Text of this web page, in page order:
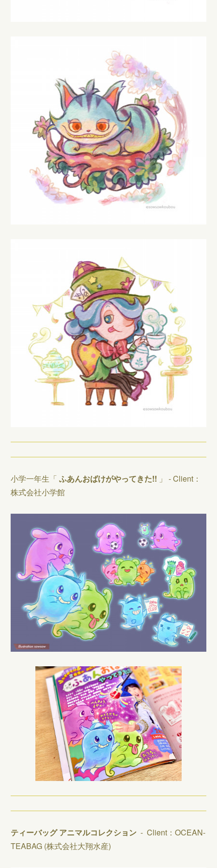
小学一年生「ふあんおばけがやってきた!! 」 - Client：
株式会社小学館
ティーバッグ アニマルコレクション - Client：OCEAN-
TEABAG (株式会社大翔水産)